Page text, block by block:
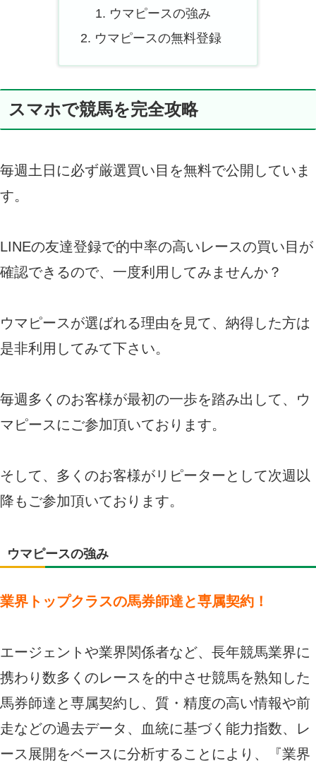
ウマピースの強み
ウマピースの無料登録
スマホで競馬を完全攻略
毎週土日に必ず厳選買い目を無料で公開していま
す。
LINEの友達登録で的中率の高いレースの買い目が
確認できるので、一度利用してみませんか？
ウマピースが選ばれる理由を見て、納得した方は
是非利用してみて下さい。
毎週多くのお客様が最初の一歩を踏み出して、ウ
マピースにご参加頂いております。
そして、多くのお客様がリピーターとして次週以
降もご参加頂いております。
ウマピースの強み
業界トップクラスの馬券師達と専属契約！
エージェントや業界関係者など、長年競馬業界に
携わり数多くのレースを的中させ競馬を熟知した
馬券師達と専属契約し、質・精度の高い情報や前
走などの過去データ、血統に基づく能力指数、レ
ース展開をベースに分析することにより、『業界